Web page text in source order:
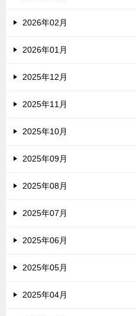
2026年02月
2026年01月
2025年12月
2025年11月
2025年10月
2025年09月
2025年08月
2025年07月
2025年06月
2025年05月
2025年04月